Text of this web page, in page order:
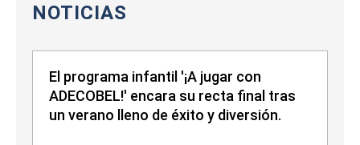
NOTICIAS
El programa infantil '¡A jugar con
ADECOBEL!' encara su recta final tras
un verano lleno de éxito y diversión.